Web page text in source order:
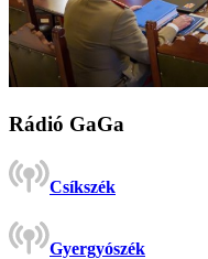
Rádió GaGa
Csíkszék
Gyergyószék